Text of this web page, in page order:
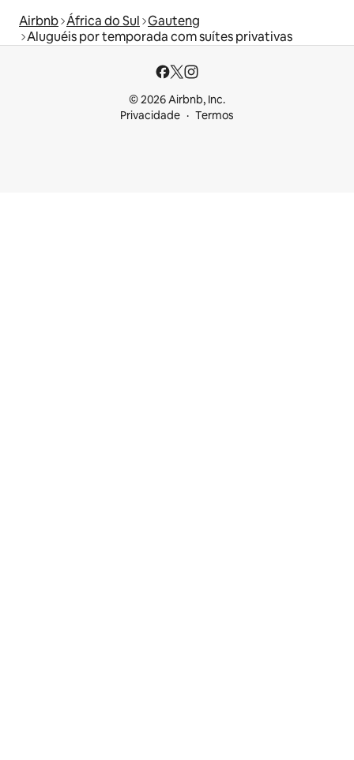
Airbnb África do Sul Gauteng
Aluguéis por temporada com suítes privativas
© 2026 Airbnb, Inc.
Privacidade
Termos